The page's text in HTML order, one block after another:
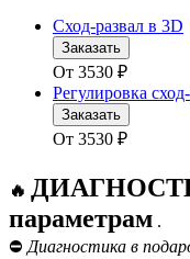
Сход-развал в 3D
Заказать
От 3530 ₽
Регулировка
Заказать
От 3530 ₽
🔥
параметрам .
⛔ Диагностика в